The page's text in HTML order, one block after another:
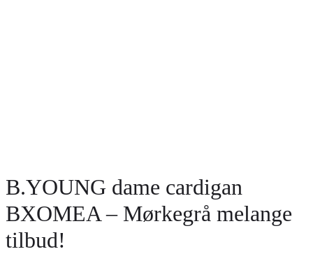
B.YOUNG dame cardigan
BXOMEA – Mørkegrå melange
tilbud!